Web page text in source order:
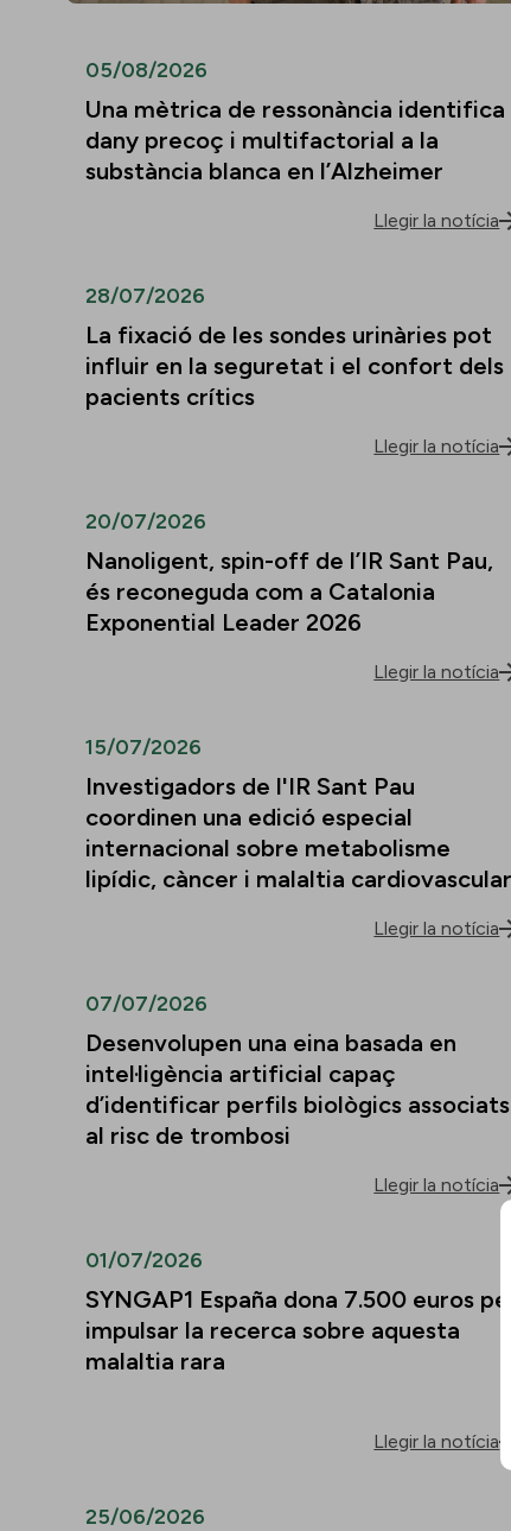
05/08/2026
Una mètrica de ressonància identifica
dany precoç i multifactorial a la
substància blanca en l’Alzheimer
Llegir la notícia
28/07/2026
La fixació de les sondes urinàries pot
influir en la seguretat i el confort dels
pacients crítics
Llegir la notícia
20/07/2026
Nanoligent, spin-off de l’IR Sant Pau,
és reconeguda com a Catalonia
Exponential Leader 2026
Llegir la notícia
15/07/2026
Investigadors de l'IR Sant Pau
coordinen una edició especial
internacional sobre metabolisme
lipídic, càncer i malaltia cardiovascular
Llegir la notícia
07/07/2026
Desenvolupen una eina basada en
intel·ligència artificial capaç
d’identificar perfils biològics associats
al risc de trombosi
Llegir la notícia
01/07/2026
SYNGAP1 España dona 7.500 euros per
impulsar la recerca sobre aquesta
malaltia rara
Llegir la notícia
25/06/2026